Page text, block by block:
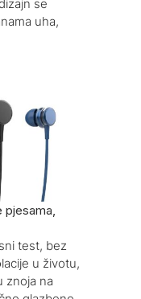
se
uha,
pjesama,
test, bez
u životu,
znoja na